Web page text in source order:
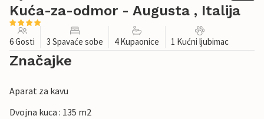
Kuća-za-odmor - Augusta , Italija
6 Gosti 3 Spavaće sobe 4 Kupaonice 1 Kućni ljubimac
Značajke
Aparat za kavu
Dvojna kuca : 135 m2